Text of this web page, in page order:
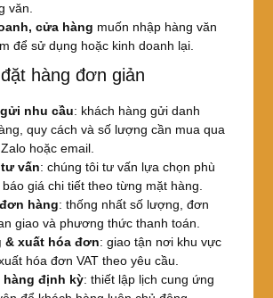
văn.
cửa hàng muốn nhập hàng văn
để sử dụng hoặc kinh doanh lại.
hàng đơn giản
nhu cầu: khách hàng gửi danh
quy cách và số lượng cần mua qua
hoặc email.
vấn: chúng tôi tư vấn lựa chọn phù
giá chi tiết theo từng mặt hàng.
hàng: thống nhất số lượng, đơn
giao và phương thức thanh toán.
& xuất hóa đơn: giao tận nơi khu vực
hóa đơn VAT theo yêu cầu.
hàng định kỳ: thiết lập lịch cung ứng